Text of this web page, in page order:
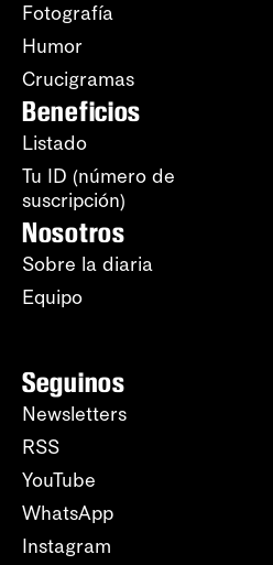
Fotografía
Humor
Crucigramas
Beneficios
Listado
Tu ID (número de
suscripción)
Nosotros
Sobre la diaria
Equipo
Seguinos
Newsletters
RSS
YouTube
WhatsApp
Instagram